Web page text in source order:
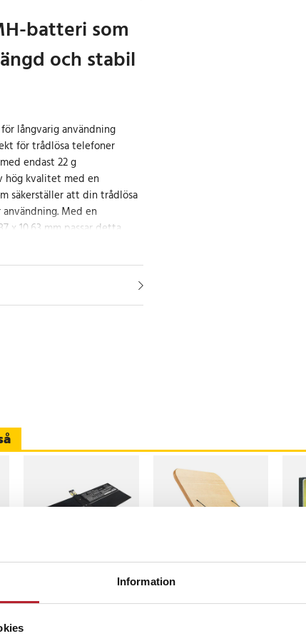
Information
batteri som
och stabil
långvarig användning
för trådlösa telefoner
endast 22 g
hög kvalitet med en
säkerställer att din trådlösa
Med en
x 10,63 mm passar detta
3AAA-enheter.
Surface 1769, Surface
Flexibelt läsställ /